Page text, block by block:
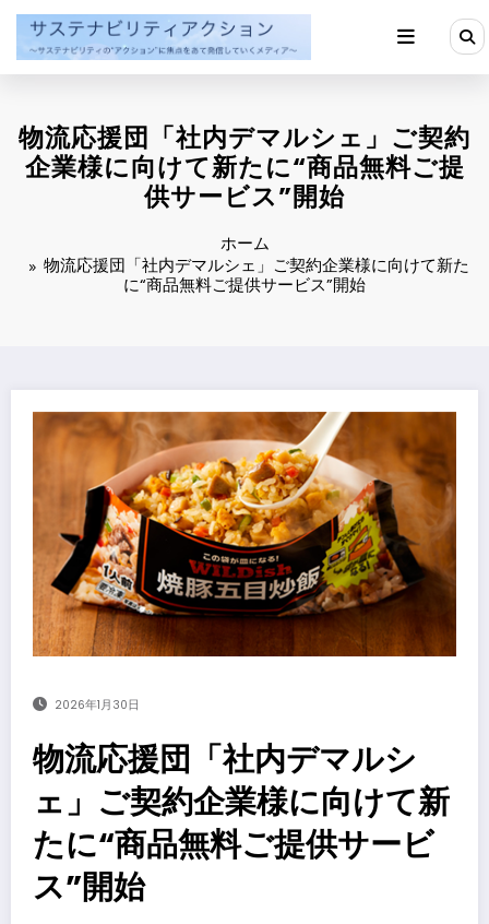
ン
物流応援団「社内デマルシェ」ご契約
企業様に向けて新たに“商品無料ご提
供サービス”開始
ホーム
物流応援団「社内デマルシェ」ご契約企業様に向けて新た
に“商品無料ご提供サービス”開始
2026年1月30日
物流応援団「社内デマルシ
ェ」ご契約企業様に向けて新
たに“商品無料ご提供サービ
ス”開始